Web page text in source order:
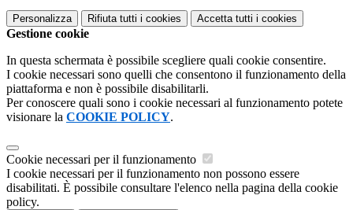
Personalizza Rifiuta tutti i cookies Accetta tutti i cookies
Gestione cookie
In questa schermata è possibile scegliere quali cookie consentire.
I cookie necessari sono quelli che consentono il funzionamento della
piattaforma e non è possibile disabilitarli.
Per conoscere quali sono i cookie necessari al funzionamento potete
visionare la COOKIE POLICY.
Cookie necessari per il funzionamento
I cookie necessari per il funzionamento non possono essere
disabilitati. È possibile consultare l'elenco nella pagina della cookie
policy.